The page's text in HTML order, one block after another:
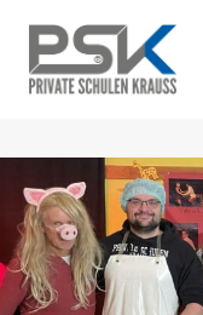
Inhalt
springen